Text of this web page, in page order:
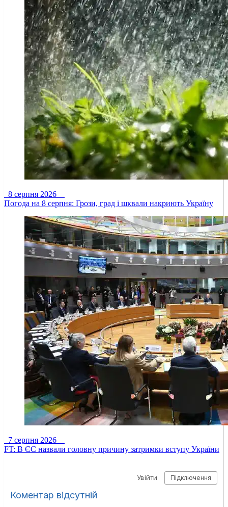
8 серпня 2026
Погода на 8 серпня: Грози, град і шквали накриють Україну
7 серпня 2026
FT: В ЄС назвали головну причину затримки вступу України